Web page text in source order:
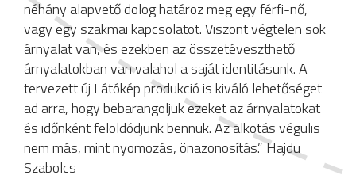
néhány alapvető dolog határoz meg egy férfi-nő,
vagy egy szakmai kapcsolatot. Viszont végtelen sok
árnyalat van, és ezekben az összetéveszthető
árnyalatokban van valahol a saját identitásunk. A
tervezett új Látókép produkció is kiváló lehetőséget
ad arra, hogy bebarangoljuk ezeket az árnyalatokat
és időnként feloldódjunk bennük. Az alkotás végülis
nem más, mint nyomozás, önazonosítás.” Hajdu
Szabolcs